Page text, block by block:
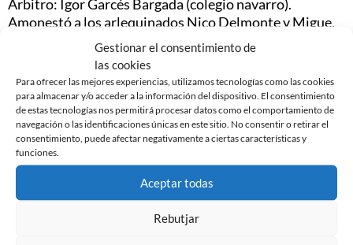
Gestionar el consentimiento de
las cookies
Para ofrecer las mejores experiencias, utilizamos tecnologías como las cookies
para almacenar y/o acceder a la información del dispositivo. El consentimiento
de estas tecnologías nos permitirá procesar datos como el comportamiento de
navegación o las identificaciones únicas en este sitio. No consentir o retirar el
consentimiento, puede afectar negativamente a ciertas características y
funciones.
Aceptar todas
Rebutjar
Árbitro: Igor Garcés Bargada (colegio navarro).
Amonestó a los arlequinados Nico Delmonte y Migue.
Estadio: Pinilla.
Fotografía: Antonio García.
Noticias Relacionadas